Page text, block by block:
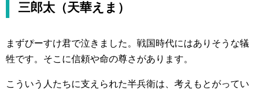
三郎太（天華えま）
まずぴーすけ君で泣きました。戦国時代にはありそうな犠
牲です。そこに信頼や命の尊さがあります。
こういう人たちに支えられた半兵衛は、考えもとがってい